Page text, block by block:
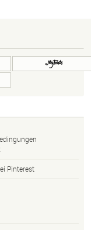
Pinterest